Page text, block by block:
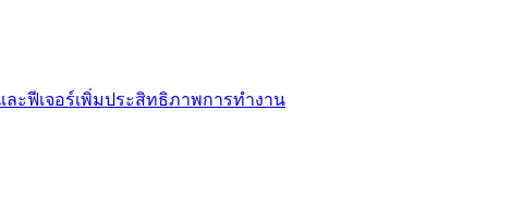
ละฟีเจอร์เพิ่มประสิทธิภาพการทำงาน